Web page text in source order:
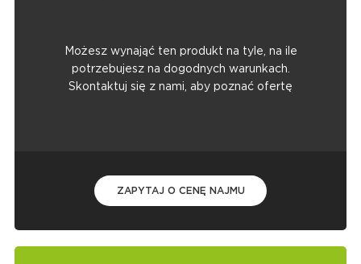
Możesz wynająć ten produkt na tyle, na ile
potrzebujesz na dogodnych warunkach.
Skontaktuj się z nami, aby poznać ofertę
ZAPYTAJ O CENĘ NAJMU